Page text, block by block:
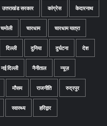
उत्तराखंड सरकार कांग्रेस केदारनाथ
चमोली चारधाम चारधाम यात्रा
दिल्ली दुनिया दुर्घटना देश
नई दिल्ली नैनीताल न्यूज़
मौसम राजनीति रुद्रपुर
स्वास्थ्य हरिद्वार